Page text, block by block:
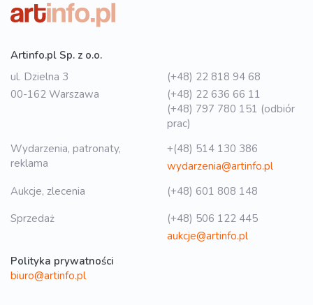
Artinfo.pl Sp. z o.o.
ul. Dzielna 3
00-162 Warszawa
(+48) 22 818 94 68
(+48) 22 636 66 11
(+48) 797 780 151 (odbiór
prac)
Wydarzenia, patronaty,
reklama
+(48) 514 130 386
wydarzenia@artinfo.pl
Aukcje, zlecenia
(+48) 601 808 148
Sprzedaż
(+48) 506 122 445
aukcje@artinfo.pl
Polityka prywatności
biuro@artinfo.pl